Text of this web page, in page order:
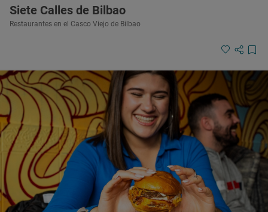
Siete Calles de Bilbao
Restaurantes en el Casco Viejo de Bilbao